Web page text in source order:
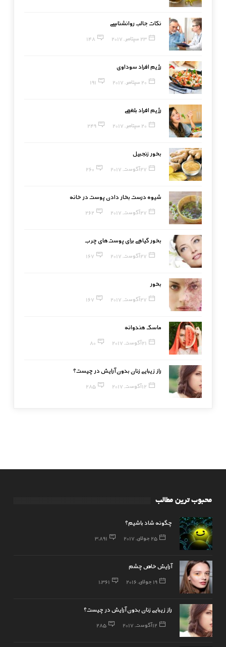
نکات جالب روانشناسی
23 سپتامبر, 2017 148
رژیم افراد سوداوی
20 سپتامبر, 2017 191
رژیم افراد بلغمی
20 سپتامبر, 2017 249
بخور زنجبیل
27 آگوست, 2017 260
شیوه درست بخار دادن پوست در خانه
27 آگوست, 2017 262
بخور گیاهی برای پوست‌های چرب
27 آگوست, 2017 167
بخور
27 آگوست, 2017 167
ماسک هندوانه
21 آگوست, 2017 80
راز زیبایی زنان بدون آرایش در چیست؟
12 آگوست, 2017 285
محبوب ترین مطالب
چگونه شاد باشیم؟
25 جولای, 2017 3,891
آرایش خاص چشم
19 جولای, 2016 1,361
راز زیبایی زنان بدون آرایش در چیست؟
12 آگوست, 2017 285